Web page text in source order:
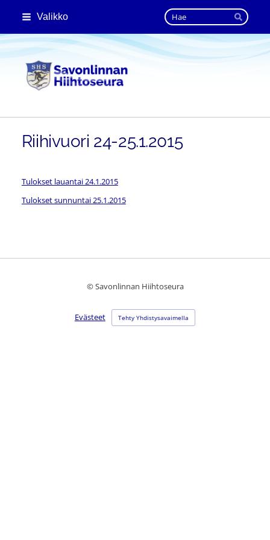
Siirry
sisältöön
Valikko Haku
Hae
Savonlinnan Hiihtoseura
Riihivuori 24-25.1.2015
Tulokset lauantai 24.1.2015
Tulokset sunnuntai 25.1.2015
©Savonlinnan Hiihtoseura
Evästeet Tehty Yhdistysavaimella